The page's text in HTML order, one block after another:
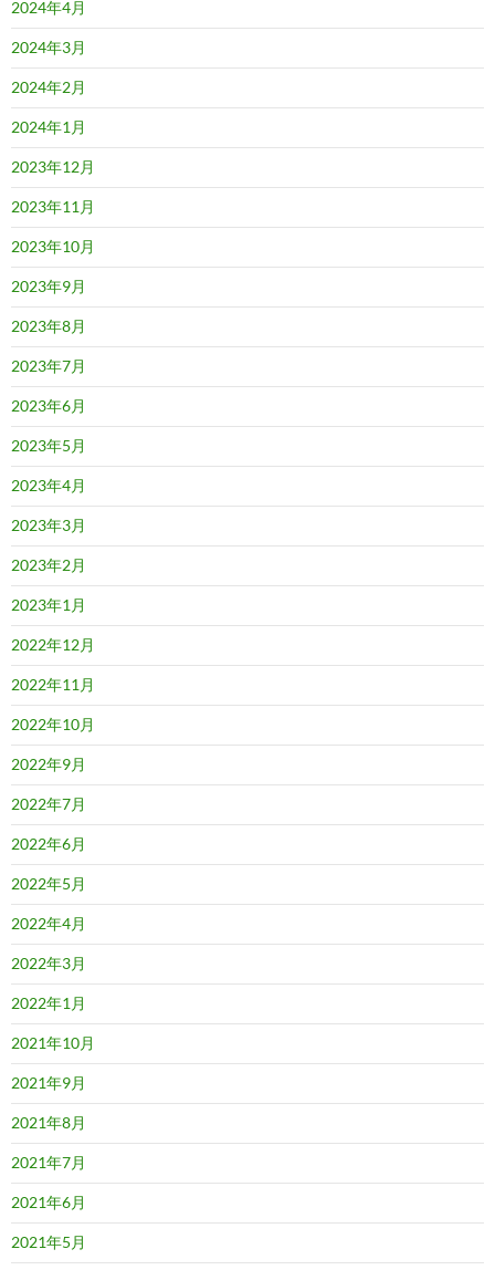
2024年4月
2024年3月
2024年2月
2024年1月
2023年12月
2023年11月
2023年10月
2023年9月
2023年8月
2023年7月
2023年6月
2023年5月
2023年4月
2023年3月
2023年2月
2023年1月
2022年12月
2022年11月
2022年10月
2022年9月
2022年7月
2022年6月
2022年5月
2022年4月
2022年3月
2022年1月
2021年10月
2021年9月
2021年8月
2021年7月
2021年6月
2021年5月